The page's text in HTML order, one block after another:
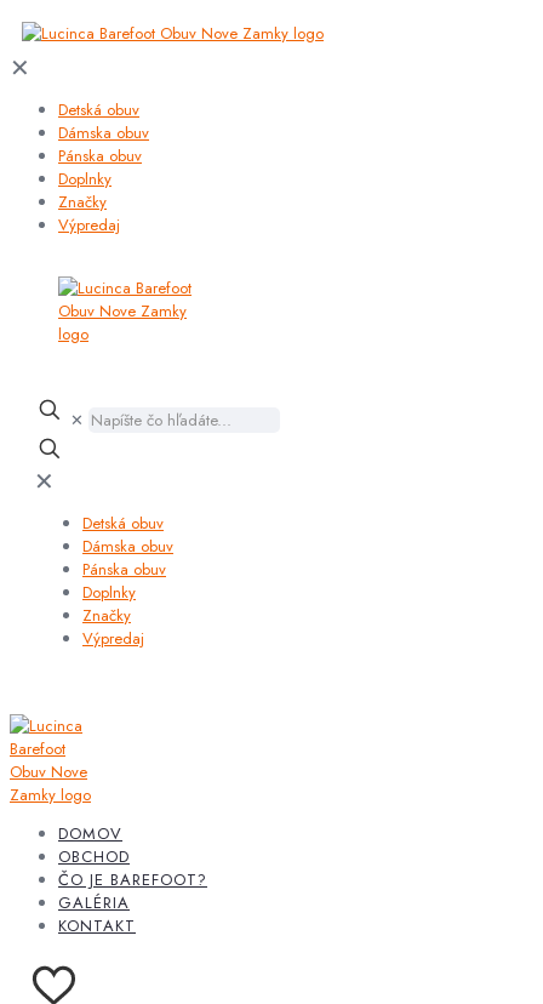
✕
Detská obuv
Dámska obuv
Pánska obuv
Doplnky
Značky
Výpredaj
✕
✕
Detská obuv
Dámska obuv
Pánska obuv
Doplnky
Značky
Výpredaj
DOMOV
OBCHOD
ČO JE BAREFOOT?
GALÉRIA
KONTAKT